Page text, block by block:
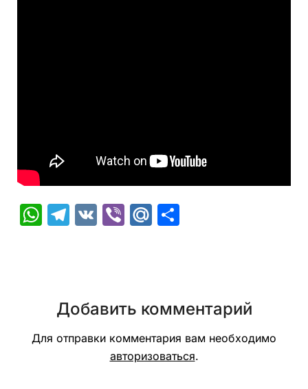
WhatsApp
Telegram
VK ViberMail.Ru
Добавить комментарий
Для отправки комментария вам необходимо
авторизоваться.